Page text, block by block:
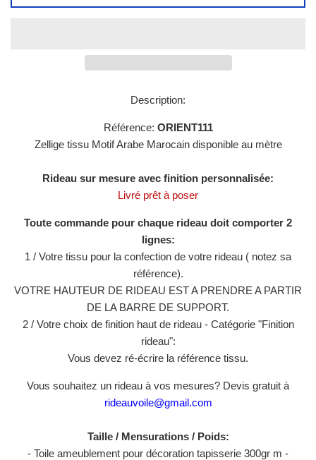
Description:
Référence: ORIENT111
Zellige tissu Motif Arabe Marocain disponible au mètre
Rideau sur mesure avec finition personnalisée:
Livré prêt à poser
Toute commande pour chaque rideau doit comporter 2
lignes:
1 / Votre tissu pour la confection de votre rideau ( notez sa
référence).
VOTRE HAUTEUR DE RIDEAU EST A PRENDRE A PARTIR
DE LA BARRE DE SUPPORT.
2 / Votre choix de finition haut de rideau - Catégorie "Finition
rideau":
Vous devez ré-écrire la référence tissu.
Vous souhaitez un rideau à vos mesures? Devis gratuit à
rideauvoile@gmail.com
Taille / Mensurations / Poids:
- Toile ameublement pour décoration tapisserie 300gr m -